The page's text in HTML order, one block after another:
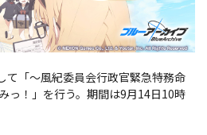
て「～風紀委員会行政官緊急特務命
っ！」を行う。期間は9月14日10時